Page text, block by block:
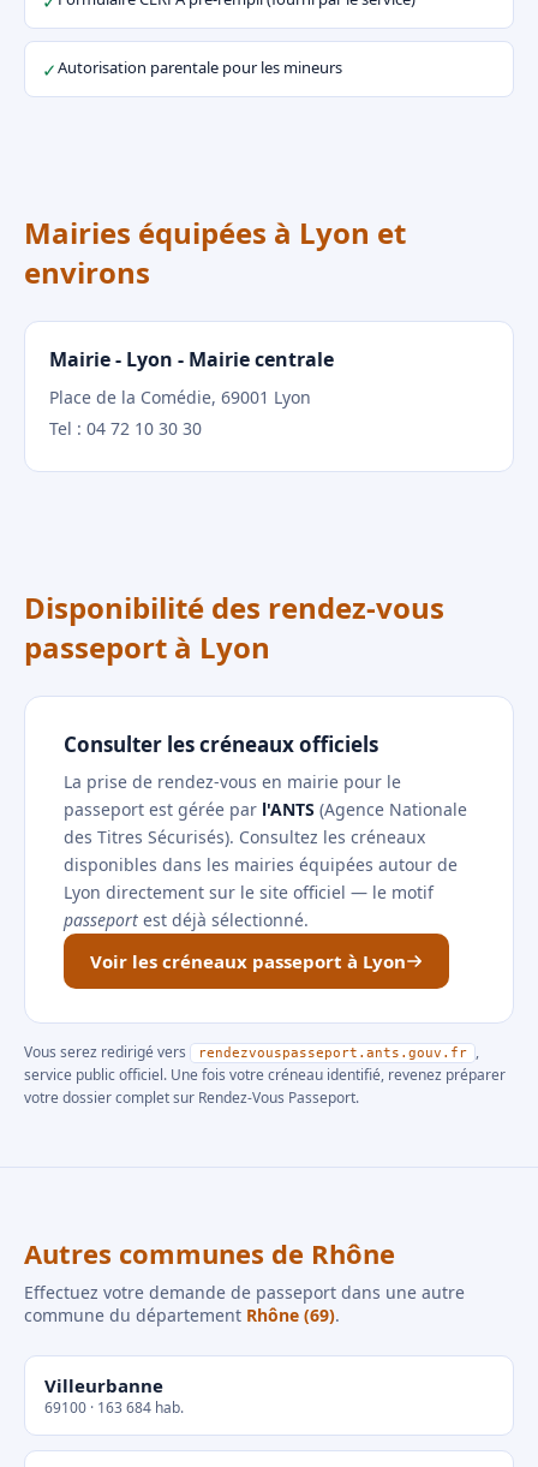
✓Autorisation parentale pour les mineurs
Mairies équipées à Lyon et
environs
Mairie - Lyon - Mairie centrale
Place de la Comédie, 69001 Lyon
Tel : 04 72 10 30 30
Disponibilité des rendez-vous
passeport à Lyon
Consulter les créneaux officiels
La prise de rendez-vous en mairie pour le
passeport est gérée par l'ANTS (Agence Nationale
des Titres Sécurisés). Consultez les créneaux
disponibles dans les mairies équipées autour de
Lyon directement sur le site officiel — le motif
passeport est déjà sélectionné.
Voir les créneaux passeport à Lyon
Vous serez redirigé vers rendezvouspasseport.ants.gouv.fr
,
service public officiel. Une fois votre créneau identifié, revenez préparer
votre dossier complet sur Rendez-Vous Passeport.
Autres communes de Rhône
Effectuez votre demande de passeport dans une autre
commune du département Rhône (69).
Villeurbanne
69100 · 163 684 hab.